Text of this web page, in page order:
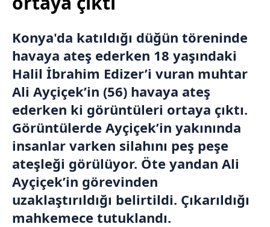
Konya'da katıldığı düğün töreninde
havaya ateş ederken 18 yaşındaki
Halil İbrahim Edizer’i vuran muhtar
Ali Ayçiçek’in (56) havaya ateş
ederken ki görüntüleri ortaya çıktı.
Görüntülerde Ayçiçek’in yakınında
insanlar varken silahını peş peşe
ateşleği görülüyor. Öte yandan Ali
Ayçiçek’in görevinden
uzaklaştırıldığı belirtildi. Çıkarıldığı
mahkemece tutuklandı.